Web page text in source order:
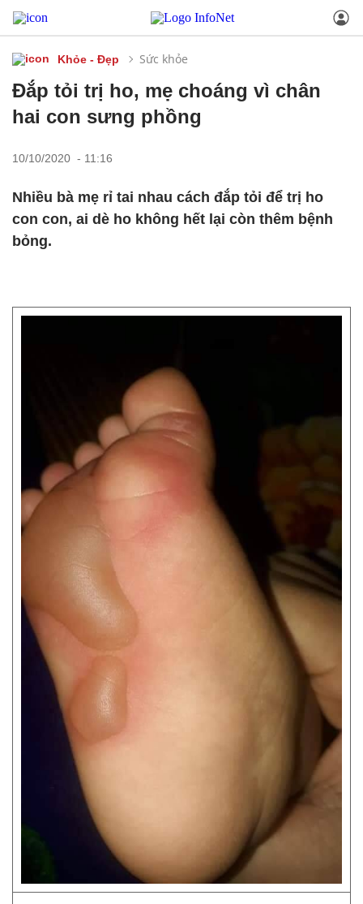
Khỏe - Đẹp Sức khỏe
Đắp tỏi trị ho, mẹ choáng vì chân
hai con sưng phồng
10/10/2020 - 11:16
Nhiều bà mẹ rỉ tai nhau cách đắp tỏi để trị ho
con con, ai dè ho không hết lại còn thêm bệnh
bỏng.